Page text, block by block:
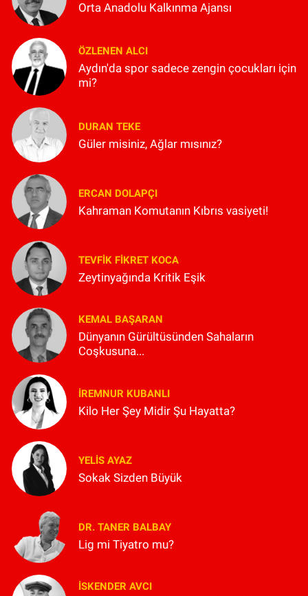
Orta Anadolu Kalkınma Ajansı
ÖZLENEN ALCI
Aydın'da spor sadece zengin çocukları için
mi?
DURAN TEKE
Güler misiniz, Ağlar mısınız?
ERCAN DOLAPÇI
Kahraman Komutanın Kıbrıs vasiyeti!
TEVFIK FIKRET KOCA
Zeytinyağında Kritik Eşik
KEMAL BAŞARAN
Dünyanın Gürültüsünden Sahaların
Coşkusuna...
İREMNUR KUBANLI
Kilo Her Şey Midir Şu Hayatta?
YELIS AYAZ
Sokak Sizden Büyük
DR. TANER BALBAY
Lig mi Tiyatro mu?
İSKENDER AVCI